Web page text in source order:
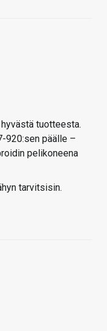
tuotteesta.
920:sen päälle –
pelikoneena
tarvitsisin.